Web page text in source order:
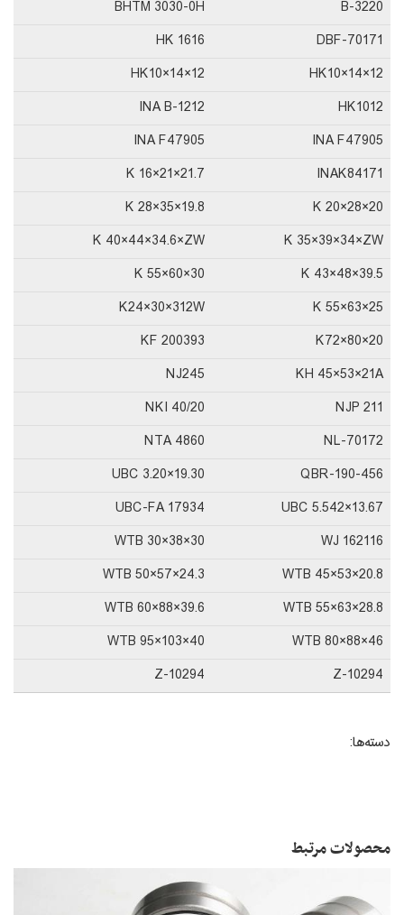
B-3220
BHTM 3030-0H
DBF-70171
HK 1616
HK10×14×12
HK10×14×12
HK1012
INA B-1212
INA F47905
INA F47905
INAK84171
K 16×21×21.7
K 20×28×20
K 28×35×19.8
K 35×39×34×ZW
K 40×44×34.6×ZW
K 43×48×39.5
K 55×60×30
K 55×63×25
K24×30×312W
K72×80×20
KF 200393
KH 45×53×21A
NJ245
NJP 211
NKI 40/20
NL-70172
NTA 4860
QBR-190-456
UBC 3.20×19.30
UBC 5.542×13.67
UBC-FA 17934
WJ 162116
WTB 30×38×30
WTB 45×53×20.8
WTB 50×57×24.3
WTB 55×63×28.8
WTB 60×88×39.6
WTB 80×88×46
WTB 95×103×40
Z-10294
Z-10294
دسته‌ها:
محصولات مرتبط